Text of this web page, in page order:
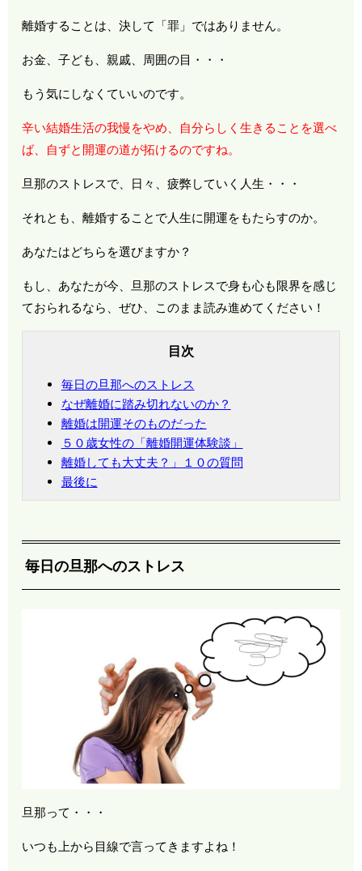
離婚することは、決して「罪」ではありません。
お金、子ども、親戚、周囲の目・・・
もう気にしなくていいのです。
辛い結婚生活の我慢をやめ、自分らしく生きることを選べ
ば、自ずと開運の道が拓けるのですね。
旦那のストレスで、日々、疲弊していく人生・・・
それとも、離婚することで人生に開運をもたらすのか。
あなたはどちらを選びますか？
もし、あなたが今、旦那のストレスで身も心も限界を感じ
ておられるなら、ぜひ、このまま読み進めてください！
目次
毎日の旦那へのストレス
なぜ離婚に踏み切れないのか？
離婚は開運そのものだった
５０歳女性の「離婚開運体験談」
離婚しても大丈夫？」１０の質問
最後に
毎日の旦那へのストレス
旦那って・・・
いつも上から目線で言ってきますよね！